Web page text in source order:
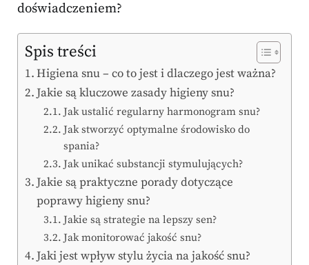
doświadczeniem?
Spis treści
Higiena snu – co to jest i dlaczego jest ważna?
Jakie są kluczowe zasady higieny snu?
Jak ustalić regularny harmonogram snu?
Jak stworzyć optymalne środowisko do
spania?
Jak unikać substancji stymulujących?
Jakie są praktyczne porady dotyczące
poprawy higieny snu?
Jakie są strategie na lepszy sen?
Jak monitorować jakość snu?
Jaki jest wpływ stylu życia na jakość snu?